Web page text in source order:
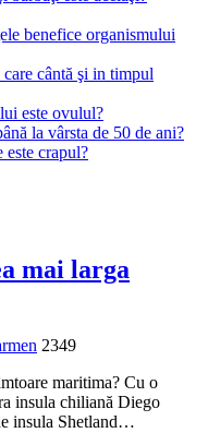
benefice organismului
cântă şi in timpul
este ovulul?
la vârsta de 50 de ani?
crapul?
mai larga
2349
maritima? Cu o
insula chiliană Diego
insula Shetland…